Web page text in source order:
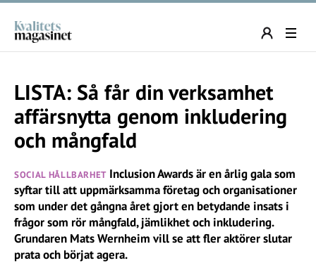
LISTA: Så får din verksamhet
affärsnytta genom inkludering
och mångfald
SOCIAL HÅLLBARHET Inclusion Awards är en årlig gala som
syftar till att uppmärksamma företag och organisationer
som under det gångna året gjort en betydande insats i
frågor som rör mångfald, jämlikhet och inkludering.
Grundaren Mats Wernheim vill se att fler aktörer slutar
prata och börjat agera.